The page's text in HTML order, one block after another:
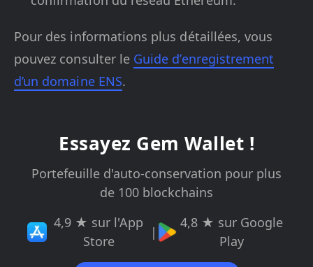
Pour des informations plus détaillées, vous
pouvez consulter le Guide d’enregistrement
d’un domaine ENS.
Essayez Gem Wallet !
Portefeuille d'auto-conservation pour plus
de 100 blockchains
4,9 ★ sur l'App
Store
|
4,8 ★ sur Google
Play